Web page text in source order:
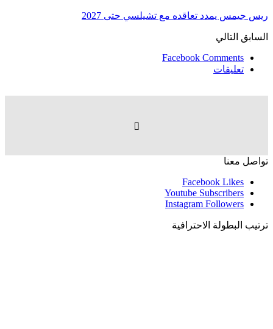
ريس جيمس يمدد تعاقده مع تشيلسي حتى 2027
السابق التالي
Facebook Comments
تعليقات
تواصل معنا
Facebook Likes
Youtube Subscribers
Instagram Followers
ترتيب البطولة الاحترافية